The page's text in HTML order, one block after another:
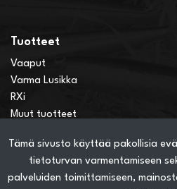
Tämä sivusto käyttää pakollisia
tietoturvan varmentamiseen
palveluiden toimittamiseen,
Tuotteet
Vaaput
Varma Lusikka
RXi
Muut tuotteet
Verkkokauppainfo
Näin teet ostoksia verkkokaupassa